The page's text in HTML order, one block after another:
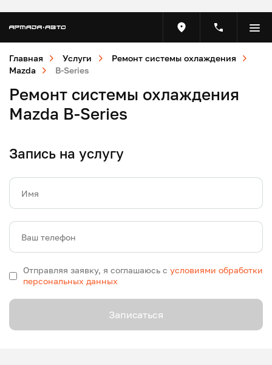
Главная Услуги
Ремонт системы охлаждения
Mazda
B-Series
Ремонт системы охлаждения
Mazda B-Series
Запись на услугу
Имя
Ваш телефон
Отправляя заявку, я соглашаюсь с условиями обработки
персональных данных
Записаться